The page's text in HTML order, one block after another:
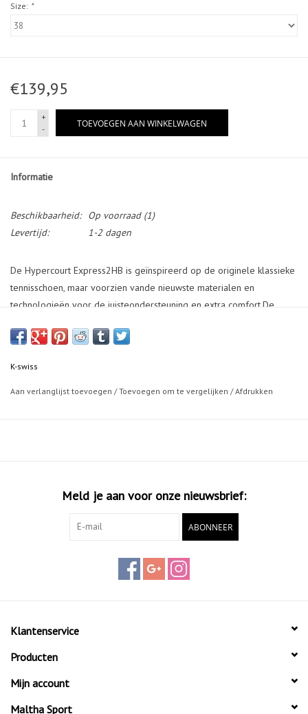
Size: *
€139,95
+
-
TOEVOEGEN AAN WINKELWAGEN
Informatie
Beschikbaarheid: Op voorraad(1)
Levertijd:
1-2 dagen
De Hypercourt Express2HB is geïnspireerd op de originele klassieke
tennisschoen, maar voorzien vande nieuwste materialen en
technologieën voor de juisteondersteuning en extra comfort.De
van synthetisch materiaal en meskmateriaaldie zorgt voor een
bovenzijde ervoor dat de schoen niet zwaar wordten de voet droog
een comfortabele en stabiele loopbeweging.De Ortholite
binnenzool zorgt daarnaast voor lichte demping. De heel grip lining
vermindert slijtage.De DuraWrap en DragGuard in de buitenzool
van de schoen.De non-marking buitenzoolmet diep
visgraatprofielmaakt de schoen geschikt voorgravel, smashcourt en
K-swiss
Aan verlanglijst toevoegen /Toevoegen om te vergelijken /Afdrukken
Meld je aan voor onze nieuwsbrief:
ABONNEER
Klantenservice
Producten
Mijn account
Maltha Sport